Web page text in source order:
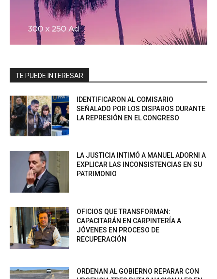
TE PUEDE INTERESAR
IDENTIFICARON AL COMISARIO
SEÑALADO POR LOS DISPAROS DURANTE
LA REPRESIÓN EN EL CONGRESO
LA JUSTICIA INTIMÓ A MANUEL ADORNI A
EXPLICAR LAS INCONSISTENCIAS EN SU
PATRIMONIO
OFICIOS QUE TRANSFORMAN:
CAPACITARÁN EN CARPINTERÍA A
JÓVENES EN PROCESO DE
RECUPERACIÓN
ORDENAN AL GOBIERNO REPARAR CON